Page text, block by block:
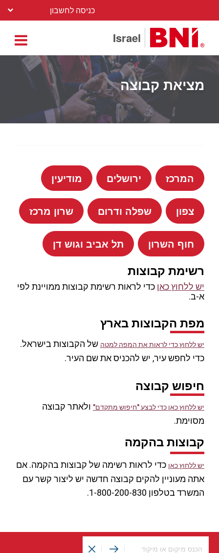
כניסה לחשבון
Israel
מציאת קבוצה
המרכז ירושלים מודיעין
צפון שפלה ודרום שרון מרכז
חוף השרון תל אביב וגוש דן
רשימת קבוצות
יש ללחוץ כאן כדי לראות רשימת קבוצות ממויינת לפי
א-ב.
מפת הקבוצות בארץ
יש ללחוץ כדי לראות את המפה למטה של הקבוצות בישראל.
כדי לחפש עיר, יש להכניס את שם העיר.
חיפוש קבוצה
יש ללחוץ כאן כדי לבצע "חיפוש מתקדם" ולאתר קבוצה
מסוימת.
קבוצות בהקמה
יש ללחוץ כאן כדי לראות רשימה של קבוצות בהקמה. אם
אתה מעוניין להקים קבוצה חדשה יש ליצור קשר עם
המשרד בטלפון 1-800-200-830.